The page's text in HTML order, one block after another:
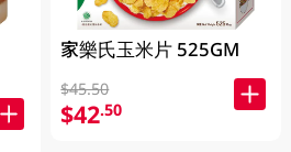
家樂氏玉米片 525GM
$45.50
$42.50